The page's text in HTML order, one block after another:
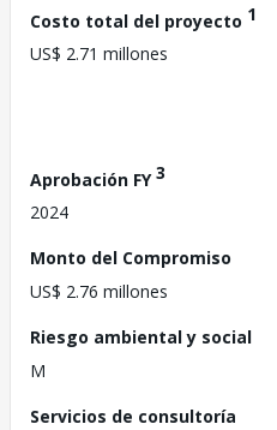
Costo total del proyecto 1
US$ 2.71 millones
Aprobación FY3
2024
Monto del Compromiso
US$ 2.76 millones
Riesgo ambiental y social
M
Servicios de consultoría